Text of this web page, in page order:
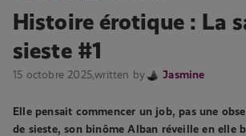
Histoire érotique : La
sieste #1
15 octobre 2025,written by Jasmine
Elle pensait commencer un job, pas une
de sieste, son binôme Alban réveille en elle